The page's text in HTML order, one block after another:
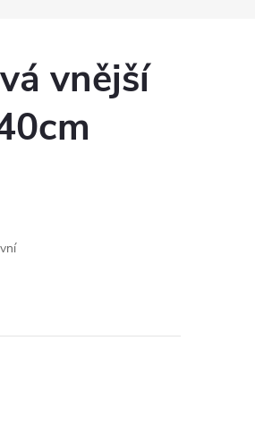
vnější